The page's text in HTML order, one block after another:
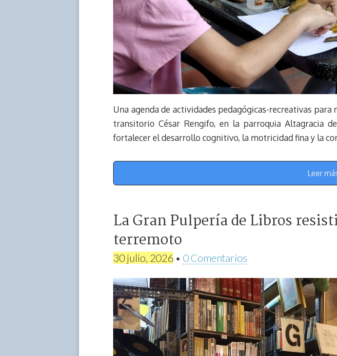
Una agenda de actividades pedagógicas-recreativas
transitorio César Rengifo, en la parroquia Altagracia
fortalecer el desarrollo cognitivo, la motricidad fina y la
Leer
La Gran Pulpería de Libros
terremoto
30 julio, 2026 • 0 Comentarios